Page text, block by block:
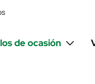
de ocasión